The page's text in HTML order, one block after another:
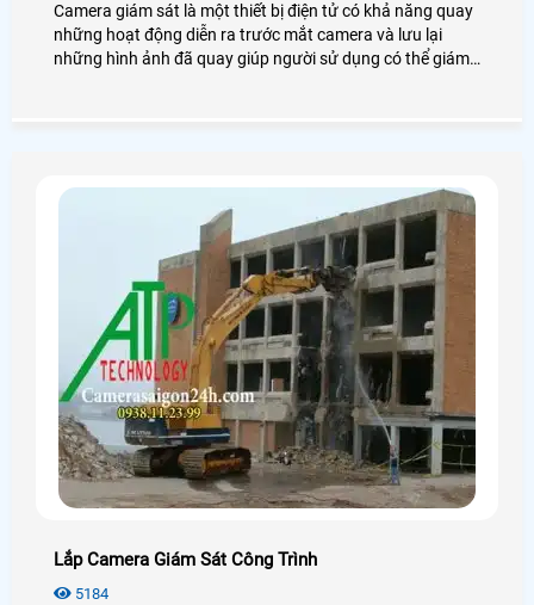
Camera giám sát là một thiết bị điện tử có khả năng quay
những hoạt động diễn ra trước mắt camera và lưu lại
những hình ảnh đã quay giúp người sử dụng có thể giám
Lắp Camera Giám Sát Công Trình
5184